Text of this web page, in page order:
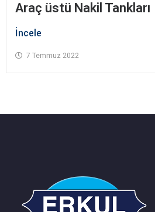
Araç üstü Nakil Tankları
İncele
7 Temmuz 2022